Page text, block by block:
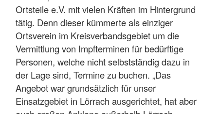
Ortsteile e.V. mit vielen Kräften im Hintergrund
tätig. Denn dieser kümmerte als einziger
Ortsverein im Kreisverbandsgebiet um die
Vermittlung von Impfterminen für bedürftige
Personen, welche nicht selbstständig dazu in
der Lage sind, Termine zu buchen. „Das
Angebot war grundsätzlich für unser
Einsatzgebiet in Lörrach ausgerichtet, hat aber